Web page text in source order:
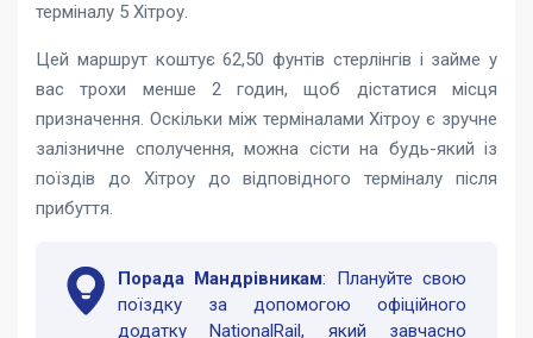
терміналу 5 Хітроу.
Цей маршрут коштує 62,50 фунтів стерлінгів і займе у
вас трохи менше 2 годин, щоб дістатися місця
призначення. Оскільки між терміналами Хітроу є зручне
залізничне сполучення, можна сісти на будь-який із
поїздів до Хітроу до відповідного терміналу після
прибуття.
Порада Мандрівникам: Плануйте свою
поїздку за допомогою офіційного
додатку NationalRail, який завчасно